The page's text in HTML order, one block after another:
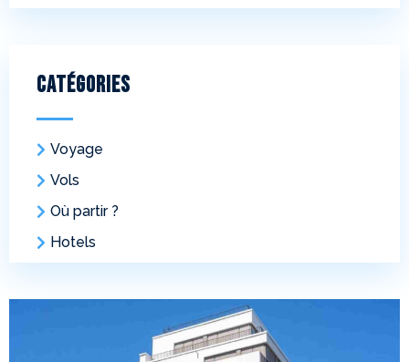
Catégories
Voyage
Vols
Où partir ?
Hotels